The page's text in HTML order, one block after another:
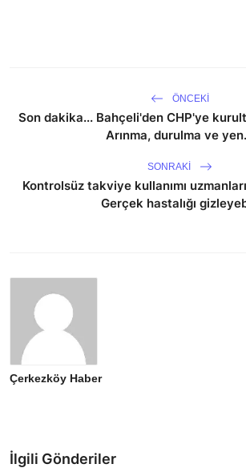
ÖNCEKI
Son dakika... Bahçeli'den CHP'ye
Arınma, durulma ve
SONRAKI
Kontrolsüz takviye kullanımı
Gerçek hastalığı
Çerkezköy Haber
İlgili Gönderiler